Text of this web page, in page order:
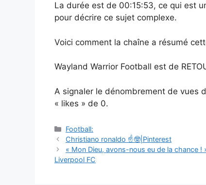
La durée est de 00:15:53, ce qui est
pour décrire ce sujet complexe.
Voici comment la chaîne a résumé
Wayland Warrior Football est de
A signaler le dénombrement de vues
« likes » de 0.
Catégories
Football:
Navigation
des
articles
Christiano ronaldo ☝🤓|Pinterest
« Mon Dieu, avons-nous eu de la chance
Liverpool FC